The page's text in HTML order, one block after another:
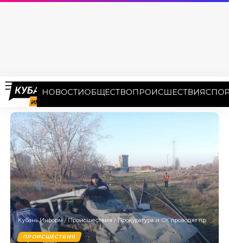
НОВОСТИОБЩЕСТВОПРОИСШЕСТВИЯ
Кубань Информ/ Происшествия /Прокуратура и СК проводят проверку после аварии с поездом и легковушкой на Кубани
ПРОИСШЕСТВИЯ